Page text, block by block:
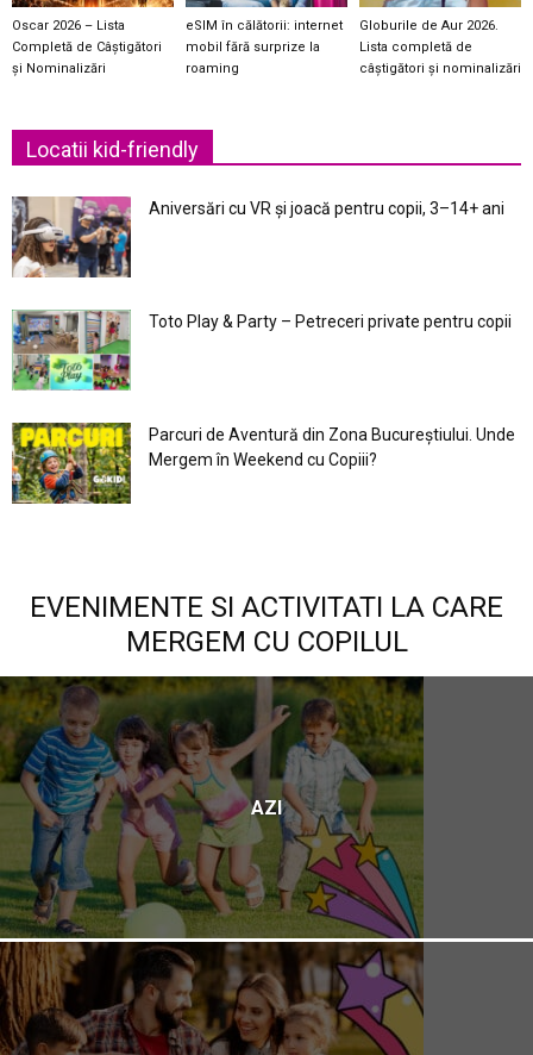
Oscar 2026 – Lista
Completă de Câștigători
și Nominalizări
eSIM în călătorii: internet
mobil fără surprize la
roaming
Globurile de Aur 2026.
Lista completă de
câștigători și nominalizări
Locatii kid-friendly
Aniversări cu VR și joacă pentru copii, 3–14+ ani
Toto Play & Party – Petreceri private pentru copii
Parcuri de Aventură din Zona Bucureştiului. Unde
Mergem în Weekend cu Copiii?
EVENIMENTE SI ACTIVITATI LA CARE
MERGEM CU COPILUL
AZI